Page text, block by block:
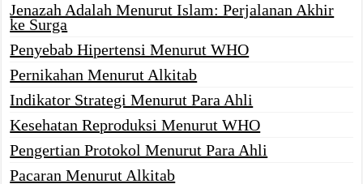
Jenazah Adalah Menurut Islam: Perjalanan Akhir
ke Surga
Penyebab Hipertensi Menurut WHO
Pernikahan Menurut Alkitab
Indikator Strategi Menurut Para Ahli
Kesehatan Reproduksi Menurut WHO
Pengertian Protokol Menurut Para Ahli
Pacaran Menurut Alkitab